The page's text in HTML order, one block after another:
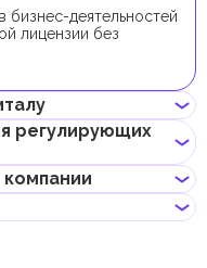
деятельностей
лицензии без
капиталу для
регулирующих
видом бизнес-
разрешений не